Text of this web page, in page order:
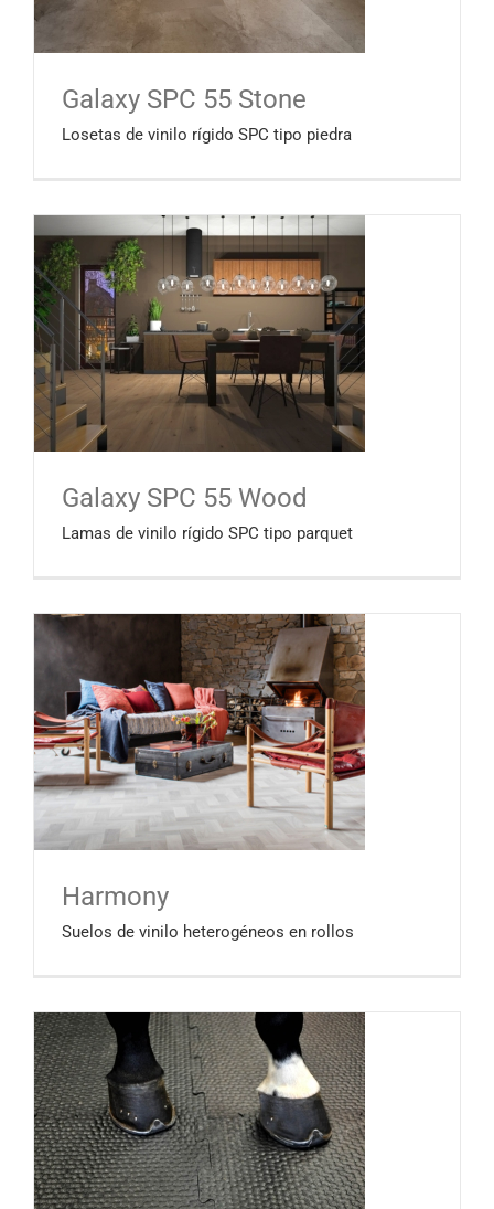
Galaxy SPC 55 Stone
Losetas de vinilo rígido SPC tipo piedra
Galaxy SPC 55 Wood
Lamas de vinilo rígido SPC tipo parquet
Harmony
Suelos de vinilo heterogéneos en rollos